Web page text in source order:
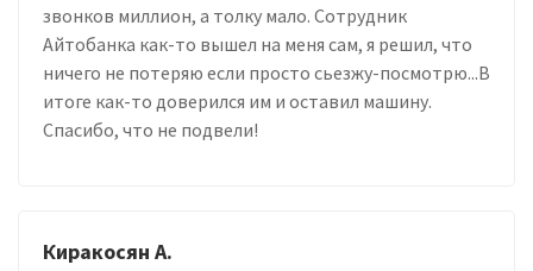
звонков миллион, а толку мало. Сотрудник
Айтобанка как-то вышел на меня сам, я решил, что
ничего не потеряю если просто сьезжу-посмотрю...В
итоге как-то доверился им и оставил машину.
Спасибо, что не подвели!
Киракосян А.